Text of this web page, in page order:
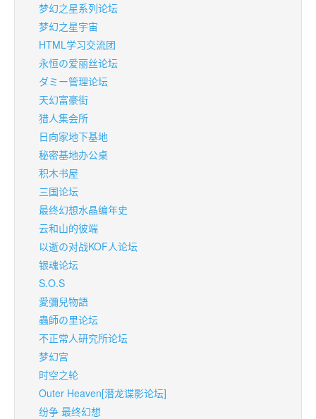
梦幻之星系列论坛
梦幻之星宇宙
HTML学习交流团
永恒の爱丽丝论坛
ダミー管理论坛
天幻富豪街
猎人集会所
日向家地下基地
秘密基地办公桌
积木书屋
三国论坛
最终幻想水晶编年史
云和山的彼端
以逝の对战KOF人论坛
银魂论坛
S.O.S
愛彌兒物語
蟲師の里论坛
不正常人研究所论坛
梦幻宫
时空之轮
Outer Heaven[潜龙谍影论坛]
纷争 最终幻想